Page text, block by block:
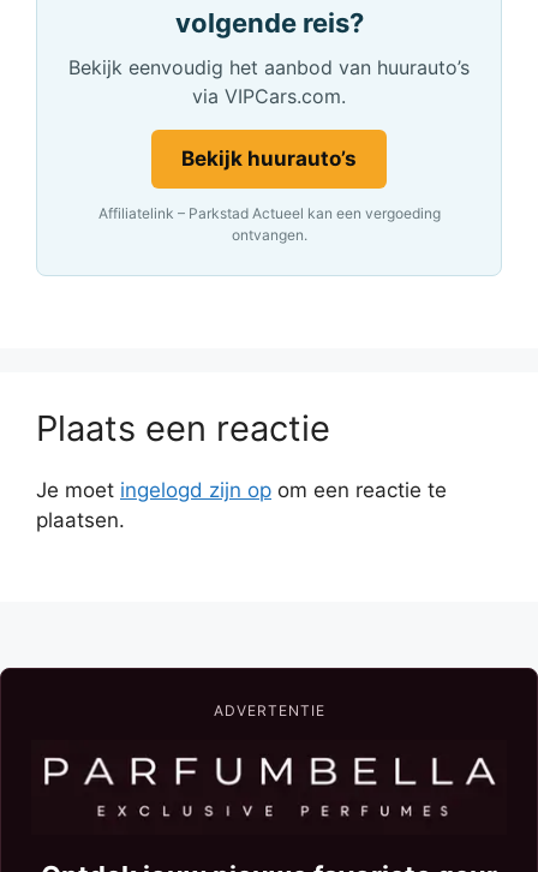
volgende reis?
Bekijk eenvoudig het aanbod van huurauto’s
via VIPCars.com.
Bekijk huurauto’s
Affiliatelink – Parkstad Actueel kan een vergoeding
ontvangen.
Plaats een reactie
Je moet ingelogd zijn op om een reactie te
plaatsen.
ADVERTENTIE